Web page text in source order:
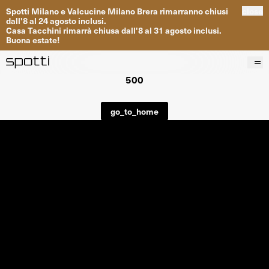
Spotti MilanoeValcucine Milano Brera rimarrannochiusi
dall'8al 24agosto inclusi.
Casa Tacchini rimarrà chiusa dall'8al 31 agosto inclusi.
Buona estate!
Progetti
500
go_to_home